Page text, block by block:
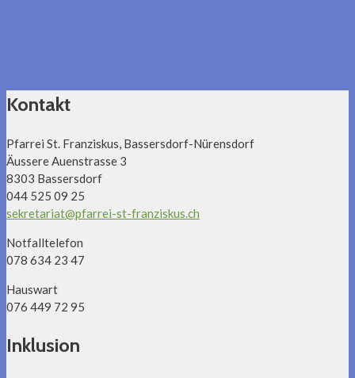
Kontakt
Pfarrei St. Franziskus, Bassersdorf-Nürensdorf
Äussere Auenstrasse 3
8303 Bassersdorf
044 525 09 25
sekretariat@pfarrei-st-franziskus.ch
Notfalltelefon
078 634 23 47
Hauswart
076 449 72 95
Inklusion